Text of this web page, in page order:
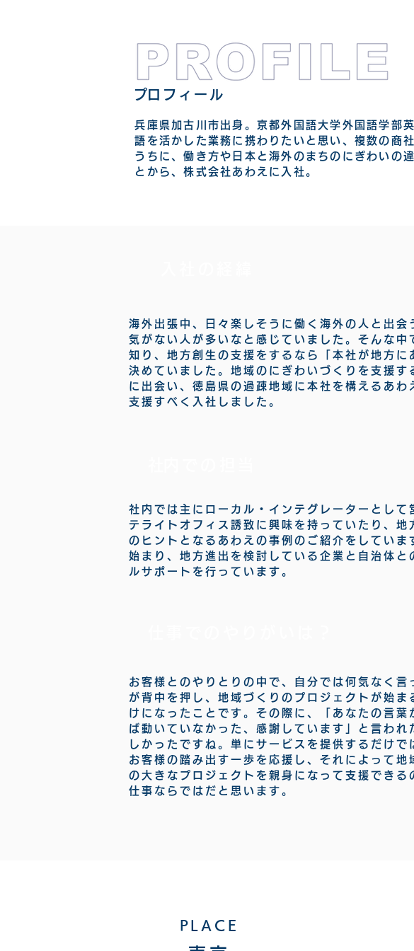
​プロフィール
兵庫県加古川市出身。京都外国語大学外国語学部
語を活かした業務に携わりたいと思い、複数の商
うちに、働き方や日本と海外のまちのにぎわいの
とから、株式会社あわえに入社。
海外出張中、日々楽しそうに働く海外の人と出会
気がない人が多いなと感じていました。 そんな中
知り、 地方創生の支援をするなら
「本社が地方
決めていました。 地域のにぎわいづくりを支援す
に出会い、徳島県の過疎地域に本社を構えるあわ
支援すべく入社しました。
社内では主にローカル・インテグレーターとし
テライトオフィス誘致に興味を持っていたり、 地
のヒントとなるあわえの事例のご紹介をしていま
始まり、 地方進出を検討している企業と自治体と
ルサポートを行っています。
お客様とのやりとりの中で、
自分では何気なく言
が背中を押し、 地域づくりのプロジェクトが始ま
けになったことです。 その際に、「あなたの言葉
ば動いていなかった、感謝しています」と言われ
しかったですね。 単にサービスを提供するだけで
お客様の踏み出す一歩を応援し、 それによって地
の大きなプロジェクトを親身になって支援できる
仕事ならではだと思います。
PLACE